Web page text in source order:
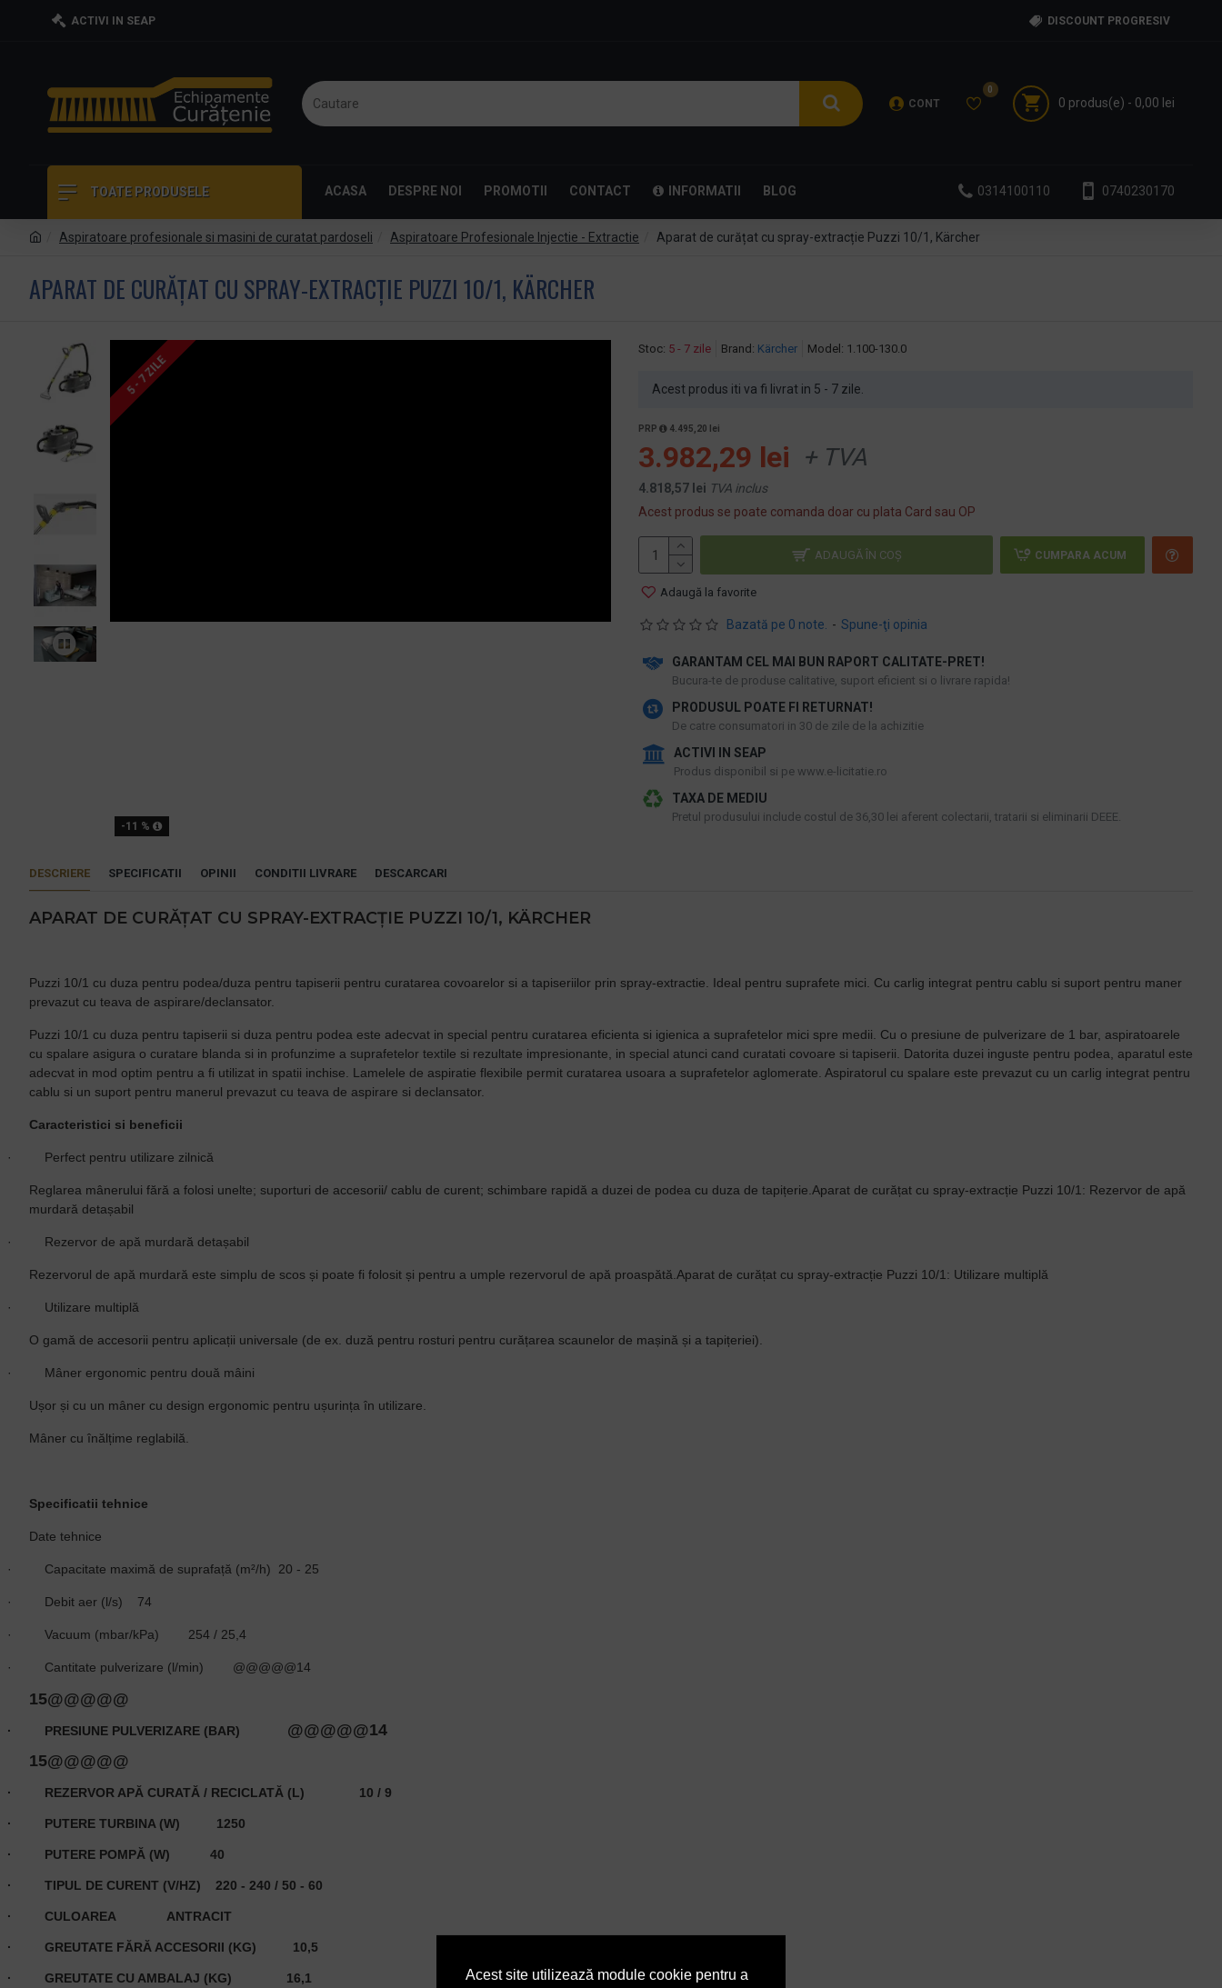
Acest site utilizează module cookie pentru a
ACTIVI IN SEAP DISCOUNT PROGRESIV
CONT
0
0 produs(e) - 0,00 lei
TOATE PRODUSELE ACASA DESPRE NOI PROMOTII CONTACT INFORMATII BLOG 0314100110 0740230170
Aspiratoare profesionale si masini de curatat pardoseli Aspiratoare Profesionale Injectie - Extractie Aparat de curățat cu spray-extracție Puzzi 10/1, Kärcher
APARAT DE CURĂȚAT CU SPRAY-EXTRACȚIE PUZZI 10/1, KÄRCHER
-11 %
5 - 7 ZILE
Stoc: 5 - 7 zile Brand: Kärcher Model: 1.100-130.0
Acest produs iti va fi livrat in 5 - 7 zile.
Bazată pe 0 note. - Spune-ţi opinia
PRP 4.495,20 lei
3.982,29 lei + TVA
4.818,57 lei TVA inclus
Acest produs se poate comanda doar cu plata Card sau OP
ADAUGĂ ÎN COŞ CUMPARA ACUM
Adaugă la favorite
GARANTAM CEL MAI BUN RAPORT CALITATE-PRET!
​Bucura-te de produse calitative, suport eficient si o livrare rapida!
PRODUSUL POATE FI RETURNAT!
De catre consumatori in 30 de zile de la achizitie
ACTIVI IN SEAP
Produs disponibil si pe www.e-licitatie.ro
TAXA DE MEDIU
Pretul produsului include costul de 36,30 lei aferent colectarii, tratarii si eliminarii DEEE.
DESCRIERE SPECIFICATII OPINII CONDITII LIVRARE DESCARCARI
APARAT DE CURĂȚAT CU SPRAY-EXTRACȚIE PUZZI 10/1, KÄRCHER
Puzzi 10/1 cu duza pentru podea/duza pentru tapiserii pentru curatarea covoarelor si a tapiseriilor prin spray-extractie. Ideal pentru suprafete mici. Cu carlig integrat pentru cablu si suport pentru maner
prevazut cu teava de aspirare/declansator.
Puzzi 10/1 cu duza pentru tapiserii si duza pentru podea este adecvat in special pentru curatarea eficienta si igienica a suprafetelor mici spre medii. Cu o presiune de pulverizare de 1 bar, aspiratoarele
cu spalare asigura o curatare blanda si in profunzime a suprafetelor textile si rezultate impresionante, in special atunci cand curatati covoare si tapiserii. Datorita duzei inguste pentru podea, aparatul este
adecvat in mod optim pentru a fi utilizat in spatii inchise. Lamelele de aspiratie flexibile permit curatarea usoara a suprafetelor aglomerate. Aspiratorul cu spalare este prevazut cu un carlig integrat pentru
cablu si un suport pentru manerul prevazut cu teava de aspirare si declansator.
Caracteristici si beneficii
· Perfect pentru utilizare zilnică
Reglarea mânerului fără a folosi unelte; suporturi de accesorii/ cablu de curent; schimbare rapidă a duzei de podea cu duza de tapițerie.Aparat de curățat cu spray-extracție Puzzi 10/1: Rezervor de apă
murdară detașabil
· Rezervor de apă murdară detașabil
Rezervorul de apă murdară este simplu de scos și poate fi folosit și pentru a umple rezervorul de apă proaspătă.Aparat de curățat cu spray-extracție Puzzi 10/1: Utilizare multiplă
· Utilizare multiplă
O gamă de accesorii pentru aplicații universale (de ex. duză pentru rosturi pentru curățarea scaunelor de mașină și a tapițeriei).
· Mâner ergonomic pentru două mâini
Ușor și cu un mâner cu design ergonomic pentru ușurința în utilizare.
Mâner cu înălțime reglabilă.
Specificatii tehnice
Date tehnice
· Capacitate maximă de suprafață (m²/h) 20 - 25
· Debit aer (l/s) 74
· Vacuum (mbar/kPa) 254 / 25,4
· Cantitate pulverizare (l/min) @@@@@14
15@@@@@
· PRESIUNE PULVERIZARE (BAR)
@@@@@14
15@@@@@
· REZERVOR APĂ CURATĂ / RECICLATĂ (L) 10 / 9
· PUTERE TURBINA (W) 1250
· PUTERE POMPĂ (W) 40
· TIPUL DE CURENT (V/HZ) 220 - 240 / 50 - 60
· CULOAREA ANTRACIT
· GREUTATE FĂRĂ ACCESORII (KG) 10,5
· GREUTATE CU AMBALAJ (KG) 16,1